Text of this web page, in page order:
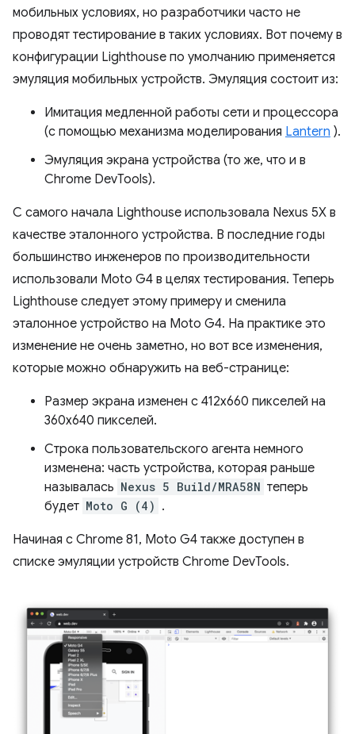
мобильных условиях, но разработчики часто не
проводят тестирование в таких условиях. Вот почему в
конфигурации Lighthouse по умолчанию применяется
эмуляция мобильных устройств. Эмуляция состоит из:
Имитация медленной работы сети и процессора
(с помощью механизма моделирования Lantern ).
Эмуляция экрана устройства (то же, что и в
Chrome DevTools).
С самого начала Lighthouse использовала Nexus 5X в
качестве эталонного устройства. В последние годы
большинство инженеров по производительности
использовали Moto G4 в целях тестирования. Теперь
Lighthouse следует этому примеру и сменила
эталонное устройство на Moto G4. На практике это
изменение не очень заметно, но вот все изменения,
которые можно обнаружить на веб-странице:
Размер экрана изменен с 412x660 пикселей на
360x640 пикселей.
Строка пользовательского агента немного
изменена: часть устройства, которая раньше
называлась Nexus 5 Build/MRA58N теперь
будет Moto G (4) .
Начиная с Chrome 81, Moto G4 также доступен в
списке эмуляции устройств Chrome DevTools.